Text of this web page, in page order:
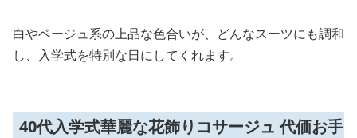
白やベージュ系の上品な色合いが、どんなスーツにも調和
し、入学式を特別な日にしてくれます。
40代入学式華麗な花飾りコサージュ 代価お手